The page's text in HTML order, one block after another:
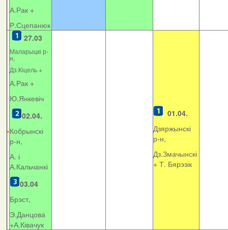
А.Рак +
Р.Сцепанюк
27.03
Маларыцкі р-
н,
Дз.Кіцель +
А.Рак +
Ю.Янкевіч
02.04.
Кобрынскі
р-н,
А. і
А.Кальчанкі
03.04
Брэст,
Э.Данцова
+А.Ківачук
01.04.
Дзяржынскі
р-н,
Дз.Змачынскі
+ Т. Бярэзік